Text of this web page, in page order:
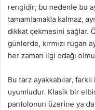
rengidir; bu nedenle bu
tamamlamakla kalmaz,
dikkat çekmesini sağlar.
günlerde, kırmızı rugan
her zaman ilgi odağı
Bu tarz ayakkabılar,
uyumludur. Klasik bir
pantolonun üzerine ya